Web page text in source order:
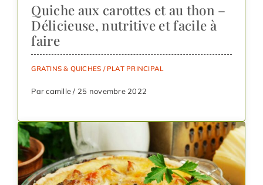
Quiche aux carottes et au thon –
Délicieuse, nutritive et facile à
faire
GRATINS & QUICHES / PLAT PRINCIPAL
Par camille / 25 novembre 2022